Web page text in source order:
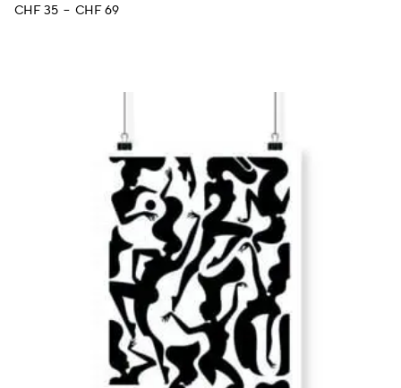
CHF35 – CHF69Plage